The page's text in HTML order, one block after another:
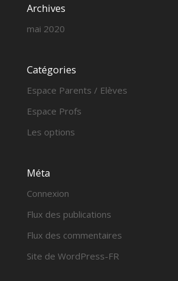
Archives
mai 2020
Catégories
Espace Parents / Elèves
Espace Profs
Les options
Méta
Connexion
Flux des publications
Flux des commentaires
Site de WordPress-FR